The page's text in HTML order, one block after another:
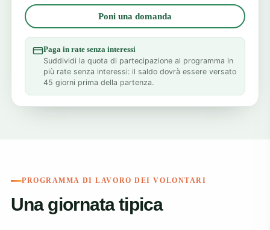
Poni una domanda
Paga in rate senza interessi
Suddividi la quota di partecipazione al programma in
più rate senza interessi: il saldo dovrà essere versato
45 giorni prima della partenza.
PROGRAMMA DI LAVORO DEI VOLONTARI
Una giornata tipica